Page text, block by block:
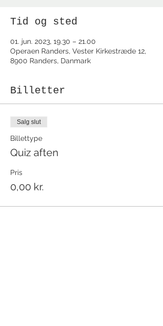
Tid og sted
01. jun. 2023, 19.30 – 21.00
Operaen Randers, Vester Kirkestræde 12,
8900 Randers, Danmark
Billetter
Salg slut
Billettype
Quiz aften
Pris
0,00 kr.